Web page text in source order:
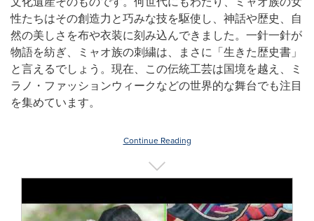
性たちはその創造力と巧みな技を駆使し、神話や歴史、自
然の美しさを布や衣装に刻み込んできました。一針一針が
物語を紡ぎ、ミャオ族の刺繍は、まさに「生きた歴史書」
と言えるでしょう。現在、この伝統工芸は国境を越え、ミ
ラノ・ファッションウィークなどの世界的な舞台でも注目
を集めています。
Continue Reading